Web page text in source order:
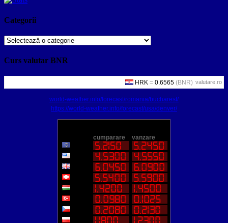
Categorii
Categorii
Curs valutar BNR
valutare.ro
world-weather.info/forecast/romania/bucharest/
https://world-weather.info/forecast/usa/denver/